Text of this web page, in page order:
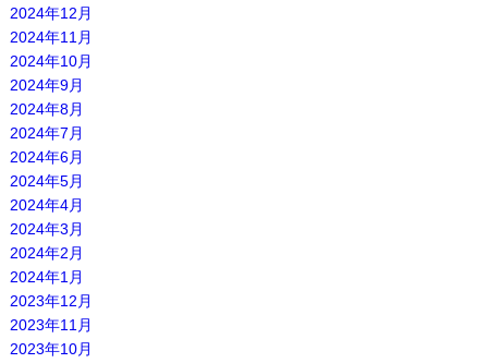
2024年12月
2024年11月
2024年10月
2024年9月
2024年8月
2024年7月
2024年6月
2024年5月
2024年4月
2024年3月
2024年2月
2024年1月
2023年12月
2023年11月
2023年10月